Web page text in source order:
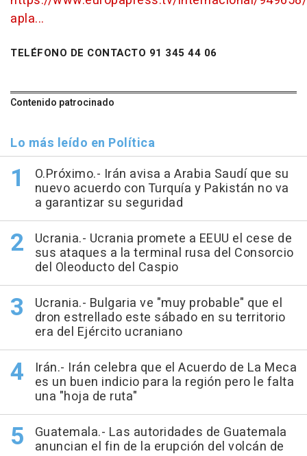
apla...
TELÉFONO DE CONTACTO 91 345 44 06
Contenido patrocinado
Lo más leído en Política
O.Próximo.- Irán avisa a Arabia Saudí que su
nuevo acuerdo con Turquía y Pakistán no va
a garantizar su seguridad
Ucrania.- Ucrania promete a EEUU el cese de
sus ataques a la terminal rusa del Consorcio
del Oleoducto del Caspio
Ucrania.- Bulgaria ve "muy probable" que el
dron estrellado este sábado en su territorio
era del Ejército ucraniano
Irán.- Irán celebra que el Acuerdo de La Meca
es un buen indicio para la región pero le falta
una "hoja de ruta"
Guatemala.- Las autoridades de Guatemala
anuncian el fin de la erupción del volcán de